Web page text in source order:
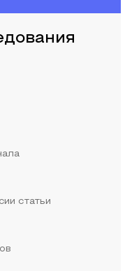
статьи